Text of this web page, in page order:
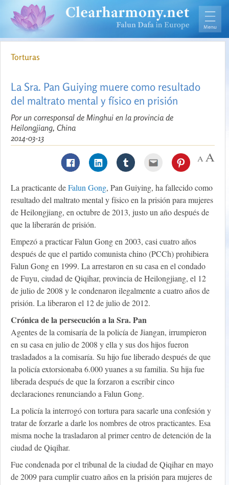
Torturas
La Sra. Pan Guiying muere como resultado
del maltrato mental y físico en prisión
Por un corresponsal de Minghui en la provincia de
Heilongjiang, China
2014-03-13
La practicante deFalun Gong, Pan Guiying, ha fallecido como
resultado del maltrato mental y físico en la prisión para mujeres
de Heilongjiang, en octubre de 2013, justo un año después de
que la liberarán de prisión.
Empezó a practicar Falun Gong en 2003, casi cuatro años
después de que el partido comunista chino (PCCh) prohibiera
Falun Gong en 1999. La arrestaron en su casa en el condado
de Fuyu, ciudad de Qiqihar, provincia de Heilongjiang, el 12
de julio de 2008 y le condenaron ilegalmente a cuatro años de
prisión. La liberaron el 12 de julio de 2012.
Crónica de la persecución a la Sra. Pan
Agentes de la comisaría de la policía de Jiangan, irrumpieron
en su casa en julio de 2008 y ella y sus dos hijos fueron
trasladados a la comisaría. Su hijo fue liberado después de que
la policía extorsionaba 6.000 yuanes a su familia. Su hija fue
liberada después de que la forzaron a escribir cinco
declaraciones renunciando a Falun Gong.
La policía la interrogó con tortura para sacarle una confesión y
tratar de forzarle a darle los nombres de otros practicantes. Esa
misma noche la trasladaron al primer centro de detención de la
ciudad de Qiqihar.
Fue condenada por el tribunal de la ciudad de Qiqihar en mayo
de 2009 para cumplir cuatro años en la prisión para mujeres de